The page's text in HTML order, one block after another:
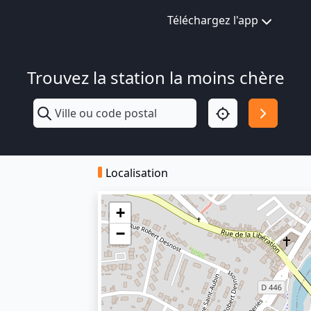
Téléchargez l'app
Trouvez la station la moins chère
Localisation
+
−